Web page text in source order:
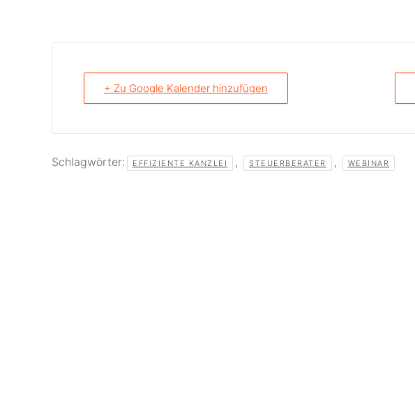
+ Zu Google Kalender hinzufügen
Schlagwörter: EFFIZIENTE KANZLEI , STEUERBERATER , WEBINAR